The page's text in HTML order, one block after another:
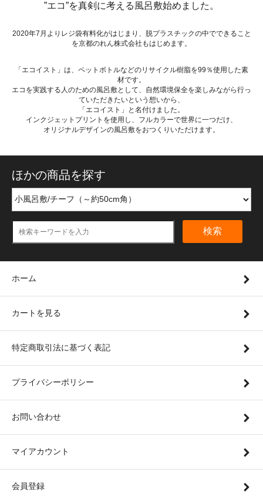
”エコ”を真剣に考える風呂敷始めました。
2020年7月よりレジ袋有料化がはじまり、脱プラスチックの中でできること
を京都のれん株式会社もはじめます。
「エコイスト」は、ペットボトルなどのリサイクル樹脂を99％使用した素
材です。
エコを実践する人のための風呂敷として、自然環境保全を楽しみながら行っ
ていただきたいという想いから、
「エコイスト」と名付けました。
インクジェットプリントを使用し、フルカラーで世界に一つだけ、
オリジナルデザインの風呂敷をおつくりいただけます。
ほかの商品を探す
検索
ホーム
カートを見る
特定商取引法に基づく表記
プライバシーポリシー
お問い合わせ
マイアカウント
会員登録